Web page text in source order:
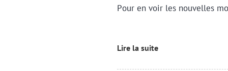
Pour en voir les nouvelles
Lire la suite